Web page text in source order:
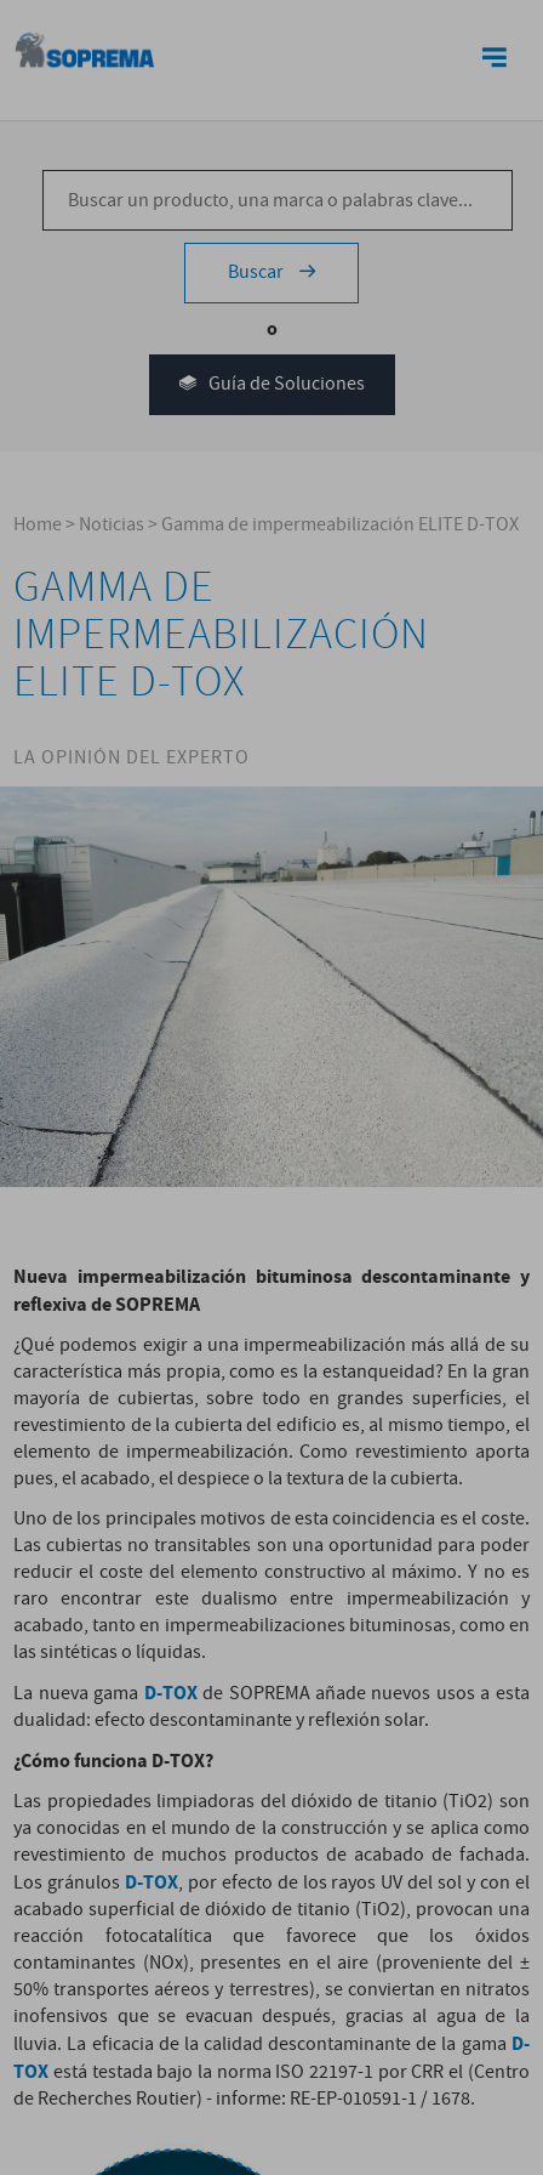
Buscar
o
Guía de Soluciones
Home>Noticias>Gamma de impermeabilización ELITE D-TOX
GAMMA DE
IMPERMEABILIZACIÓN
ELITE D-TOX
LA OPINIÓN DEL EXPERTO
Nueva impermeabilización bituminosa descontaminante y
reflexiva de SOPREMA
¿Qué podemos exigir a una impermeabilización más allá de su
característica más propia, como es la estanqueidad? En la gran
mayoría de cubiertas, sobre todo en grandes superficies, el
revestimiento de la cubierta del edificio es, al mismo tiempo, el
elemento de impermeabilización. Como revestimiento aporta
pues, el acabado, el despiece o la textura de la cubierta.
Uno de los principales motivos de esta coincidencia es el coste.
Las cubiertas no transitables son una oportunidad para poder
reducir el coste del elemento constructivo al máximo. Y no es
raro encontrar este dualismo entre impermeabilización y
acabado, tanto en impermeabilizaciones bituminosas, como en
las sintéticas o líquidas.
La nueva gama D-TOXde SOPREMA añade nuevos usos a esta
dualidad: efecto descontaminante y reflexión solar.
¿Cómo funciona D-TOX?
Las propiedades limpiadoras del dióxido de titanio (TiO2) son
ya conocidas en el mundo de la construcción y se aplica como
revestimiento de muchos productos de acabado de fachada.
Los gránulos D-TOX, por efecto de los rayos UV del sol y con el
acabado superficial de dióxido de titanio (TiO2), provocan una
reacción fotocatalítica que favorece que los óxidos
contaminantes (NOx), presentes en el aire (proveniente del ±
50% transportes aéreos y terrestres), se conviertan en nitratos
inofensivos que se evacuan después, gracias al agua de la
lluvia. La eficacia de la calidad descontaminante de la gama D-
TOXestá testada bajo la norma ISO 22197-1 por CRR el (Centro
de Recherches Routier) - informe: RE-EP-010591-1 / 1678.